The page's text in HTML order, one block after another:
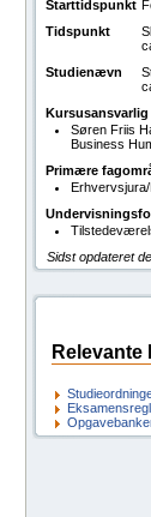
Starttidspunkt
Tidspunkt
Studienævn
Kursusansvarlig
Søren Friis
Business
Primære
Sidst opdateret
Relevante